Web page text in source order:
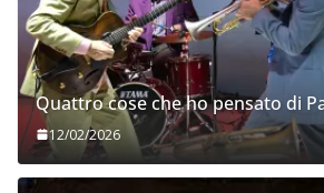
Quattro cose che ho pensato di
12/02/2026